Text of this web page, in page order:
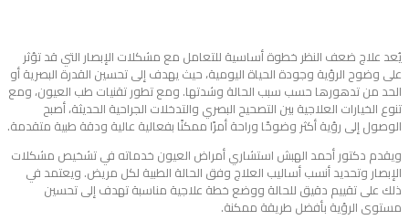
يُعد علاج ضعف النظر خطوة أساسية للتعامل مع مشكلات الإبصار التي قد تؤثر
على وضوح الرؤية وجودة الحياة اليومية، حيث يهدف إلى تحسين القدرة البصرية أو
الحد من تدهورها حسب سبب الحالة وشدتها. ومع تطور تقنيات طب العيون، ومع
تنوع الخيارات العلاجية بين التصحيح البصري والتدخلات الجراحية الحديثة، أصبح
الوصول إلى رؤية أكثر وضوحًا وراحة أمرًا ممكنًا بفعالية عالية ودقة طبية متقدمة.
ويقدم دكتور أحمد الهبش استشاري أمراض العيون خدماته في تشخيص مشكلات
الإبصار وتحديد أنسب أساليب العلاج وفق الحالة الطبية لكل مريض. ويعتمد في
ذلك على تقييم دقيق للحالة ووضع خطة علاجية مناسبة تهدف إلى تحسين
مستوى الرؤية بأفضل طريقة ممكنة.